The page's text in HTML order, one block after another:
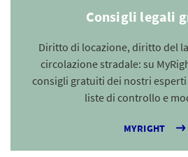
Consigli legali
Diritto di locazione, diritto del
circolazione stradale: su
consigli gratuiti dei nostri
liste di controllo e
MYRIGHT